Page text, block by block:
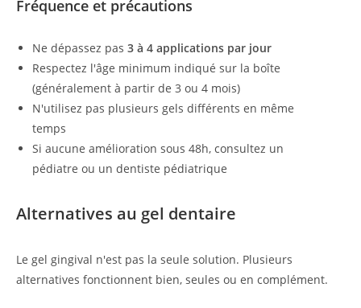
Fréquence et précautions
Ne dépassez pas 3 à 4 applications par jour
Respectez l'âge minimum indiqué sur la boîte
(généralement à partir de 3 ou 4 mois)
N'utilisez pas plusieurs gels différents en même
temps
Si aucune amélioration sous 48h, consultez un
pédiatre ou un dentiste pédiatrique
Alternatives au gel dentaire
Le gel gingival n'est pas la seule solution. Plusieurs
alternatives fonctionnent bien, seules ou en complément.